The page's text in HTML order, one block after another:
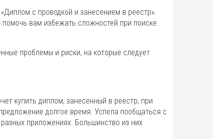
с проводкой и занесением в реестр».
вам избежать сложностей при поиске
проблемы и риски, на которые следует
купить диплом, занесенный в реестр, при
долгое время. Успела пообщаться с
приложениях. Большинство из них